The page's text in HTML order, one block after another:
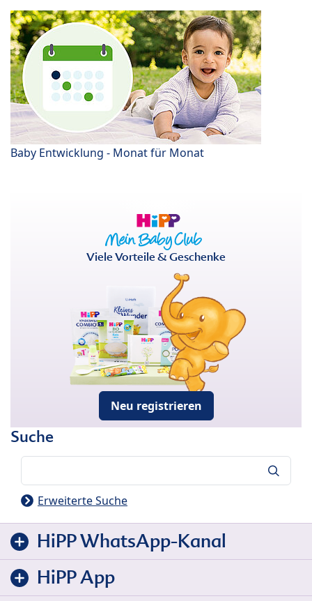
Baby Entwicklung - Monat für Monat
Viele Vorteile & Geschenke
Neu registrieren
Suche
Erweiterte Suche
HiPP WhatsApp-Kanal
HiPP App